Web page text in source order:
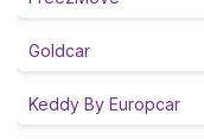
Goldcar
Keddy By Europcar